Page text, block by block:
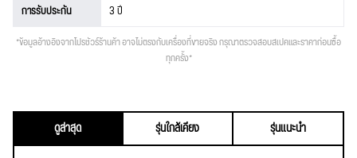
การรับประกัน 3 ปี
*ข้อมูลอ้างอิงจากโปรชัวร์ร้านค้า อาจไม่ตรงกับเครื่องที่ขายจริง กรุณาตรวจสอบสเปคและราคาก่อนซื้อ
ทุกครั้ง*
ดูล่าสุด รุ่นใกล้เคียง
รุ่นแนะนำ